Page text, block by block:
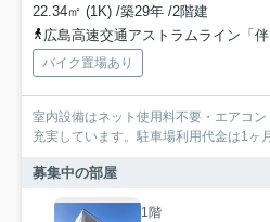
22.34㎡ (1K) /築29年 /2階建
広島高速交通アストラムライン「
バイク置場あり
室内設備はネット使用料不要・エアコ
充実しています。駐車場利用代金は1ヶ
募集中の部屋
1階